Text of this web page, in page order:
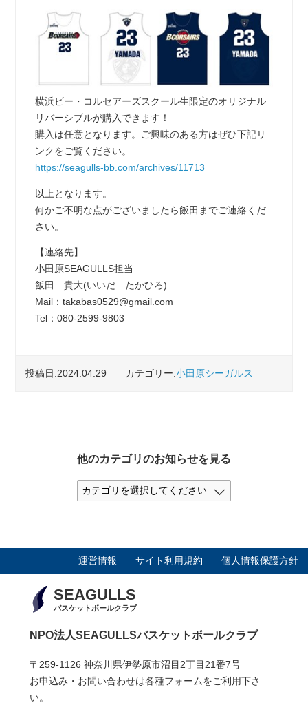
横浜ビー・コルセアーズスクール生限定のオリジナル
リバーシブルが購入できます！
購入は任意となります。ご興味のある方はぜひ下記リ
ンクをご覧ください。
https://seagulls-bb.com/archives/11713
以上となります。
何かご不明な点がございましたら飯田までご連絡くだ
さい。
【連絡先】
小田原SEAGULLS担当
飯田 貴大(いいだ たかひろ)
Mail：takabas0529@gmail.com
Tel：080‐2599‐9803
投稿日:2024.04.29 カテゴリー:小田原シーガルス
他のカテゴリのお知らせを見る
運営情報 サイト利用規約 個人情報保護方針
SEAGULLS
バスケットボールクラブ
NPO法人SEAGULLSバスケットボールクラブ
〒259-1126 神奈川県伊勢原市沼目2丁目21番7号
お申込み・お問い合わせは各種フォームをご利用下さ
い。